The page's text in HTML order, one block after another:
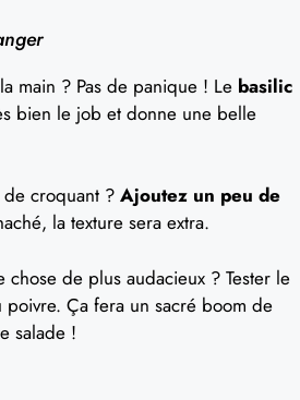
la main ? Pas de panique ! Le basilic
bien le job et donne une belle
croquant ? Ajoutez un peu de
la texture sera extra.
chose de plus audacieux ? Tester le
poivre. Ça fera un sacré boom de
salade !